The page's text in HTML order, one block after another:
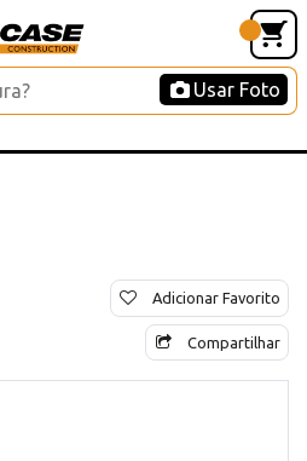
Usar Foto
Adicionar Favorito
Compartilhar